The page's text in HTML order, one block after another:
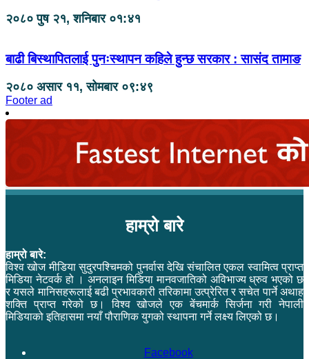
२०८० पुष २१, शनिबार ०१:४१
बाढी बिस्थापितलाई पुनःस्थापन कहिले हुन्छ सरकार : सासंद तामाङ
२०८० असार ११, सोमबार ०९:४९
Footer ad
हाम्रो बारे
हाम्रो बारे:
विश्व खोज मीडिया सुदुरपश्चिमको पुनर्वास देखि संचालित एकल स्वामित्व प्राप्त
मिडिया नेटवर्क हो । अनलाइन मिडिया मानवजातिको अविभाज्य ध्रुव भएको छ
र यसले मानिसहरूलाई बढी प्रभावकारी तरिकामा उत्प्रेरित र सचेत पार्ने अथाह
शक्ति प्राप्त गरेको छ। विश्व खोजले एक बेंचमार्क सिर्जना गरी नेपाली
मिडियाको इतिहासमा नयाँ पौराणिक युगको स्थापना गर्ने लक्ष्य लिएको छ।
Facebook